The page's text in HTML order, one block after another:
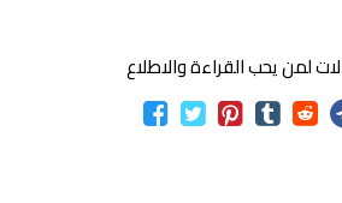
لمن يحب القراءة والاطلاع